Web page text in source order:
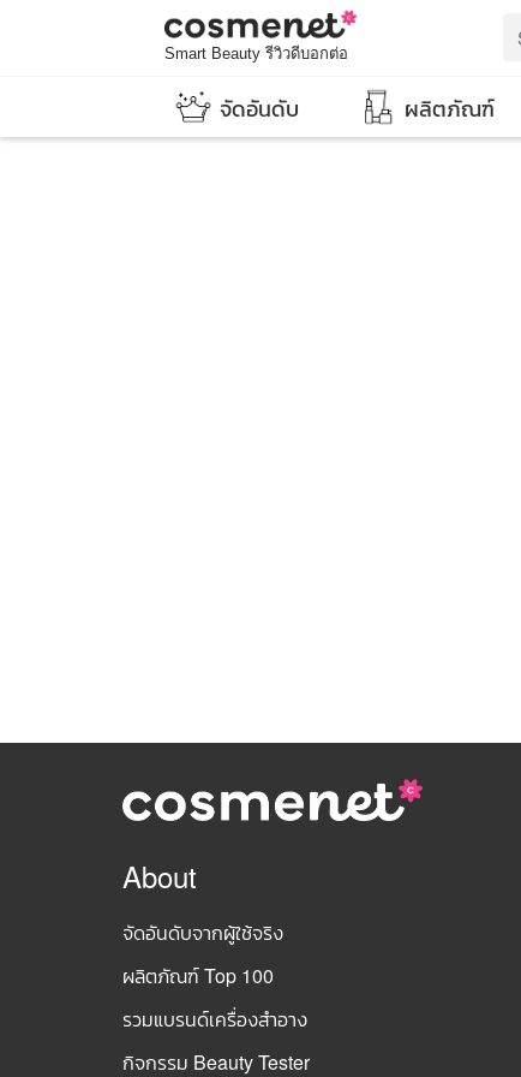
Smart Beauty รีวิวดีบอกต่อ
จัดอันดับ ผลิตภัณฑ์
About
จัดอันดับจากผู้ใช้จริง
ผลิตภัณฑ์ Top 100
รวมแบรนด์เครื่องสำอาง
กิจกรรม Beauty Tester